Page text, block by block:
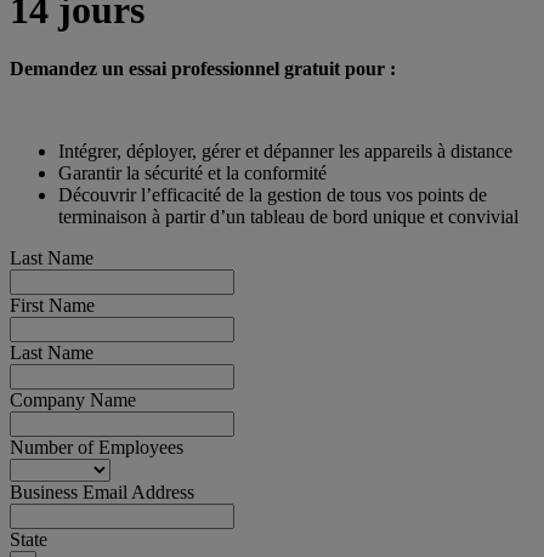
14 jours
Demandez un essai professionnel gratuit pour :
Intégrer, déployer, gérer et dépanner les appareils à distance
Garantir la sécurité et la conformité
Découvrir l’efficacité de la gestion de tous vos points de
terminaison à partir d’un tableau de bord unique et convivial
Last Name
First Name
Last Name
Company Name
Number of Employees
Business Email Address
State